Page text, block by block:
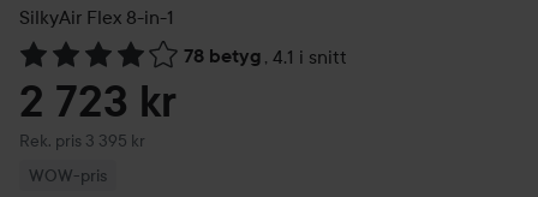
SilkyAir Flex 8-in-1
78 betyg , 4.1 i snitt
Hoppa till Betyg & kommentarer
2 723 kr
Rek. pris 3 395 kr
Rekommenderat pris 3 395 kr
WOW-pris